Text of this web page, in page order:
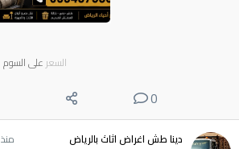
السعر على السوم
0
دينا طش اغراض اثاث بالرياض منذ 4 ساعات